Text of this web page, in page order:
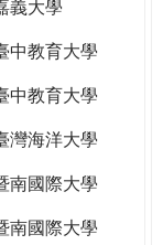
義大學
中教育大學
中教育大學
灣海洋大學
南國際大學
南國際大學